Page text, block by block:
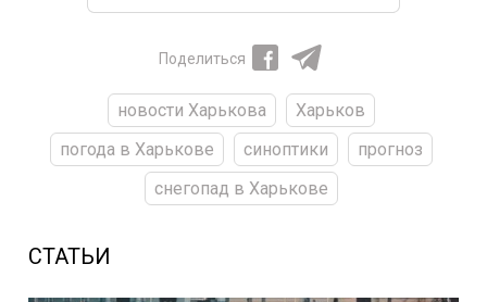
Поделиться
новости Харькова
Харьков
погода в Харькове
синоптики
прогноз
снегопад в Харькове
СТАТЬИ